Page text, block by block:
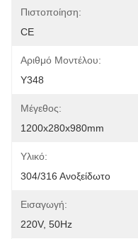
Πιστοποίηση:
CE
Αριθμό Μοντέλου:
Y348
Μέγεθος:
1200x280x980mm
Υλικό:
304/316 Ανοξείδωτο
Εισαγωγή:
220V, 50Hz